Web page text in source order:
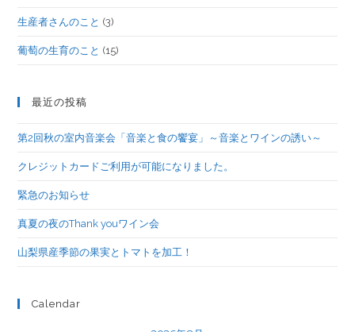
生産者さんのこと (3)
葡萄の生育のこと (15)
最近の投稿
第2回秋の室内音楽会「音楽と食の饗宴」～音楽とワインの誘い～
クレジットカードご利用が可能になりました。
緊急のお知らせ
真夏の夜のThank youワイン会
山梨県産季節の果実とトマトを加工！
Calendar